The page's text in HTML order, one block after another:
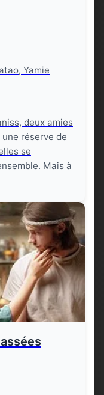
Yamie
deux amies
réserve de
se
Mais à